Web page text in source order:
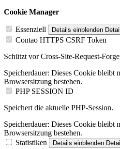
Cookie Manager
Essenziell Details einblenden
Contao HTTPS CSRF Token
Schützt vor Cross-Site-Request-
Speicherdauer: Dieses Cookie bleibt
Browsersitzung bestehen.
PHP SESSION ID
Speichert die aktuelle PHP-Session.
Speicherdauer: Dieses Cookie bleibt
Browsersitzung bestehen.
Statistiken
Details einblenden